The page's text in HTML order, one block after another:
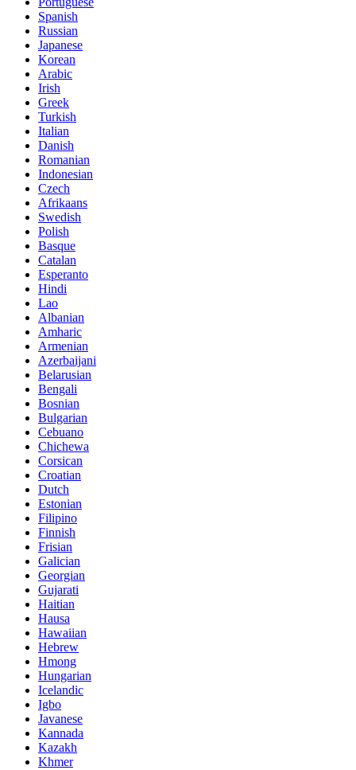
Spanish
Russian
Japanese
Korean
Arabic
Irish
Greek
Turkish
Italian
Danish
Romanian
Indonesian
Czech
Afrikaans
Swedish
Polish
Basque
Catalan
Esperanto
Hindi
Lao
Albanian
Amharic
Armenian
Azerbaijani
Belarusian
Bengali
Bosnian
Bulgarian
Cebuano
Chichewa
Corsican
Croatian
Dutch
Estonian
Filipino
Finnish
Frisian
Galician
Georgian
Gujarati
Haitian
Hausa
Hawaiian
Hebrew
Hmong
Hungarian
Icelandic
Igbo
Javanese
Kannada
Kazakh
Khmer